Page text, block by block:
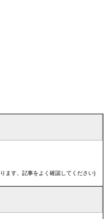
ます。記事をよく確認してください)